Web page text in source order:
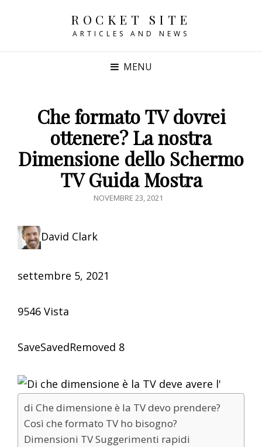
ROCKET SITE
ARTICLES AND NEWS
MENU
Che formato TV dovrei
ottenere? La nostra
Dimensione dello Schermo
TV Guida Mostra
POSTED
NOVEMBRE 23, 2021
David Clark
settembre 5, 2021
9546 Vista
SaveSavedRemoved 8
di Che dimensione è la TV devo prendere?
Così che formato TV ho bisogno?
Dimensioni TV Suggerimenti rapidi